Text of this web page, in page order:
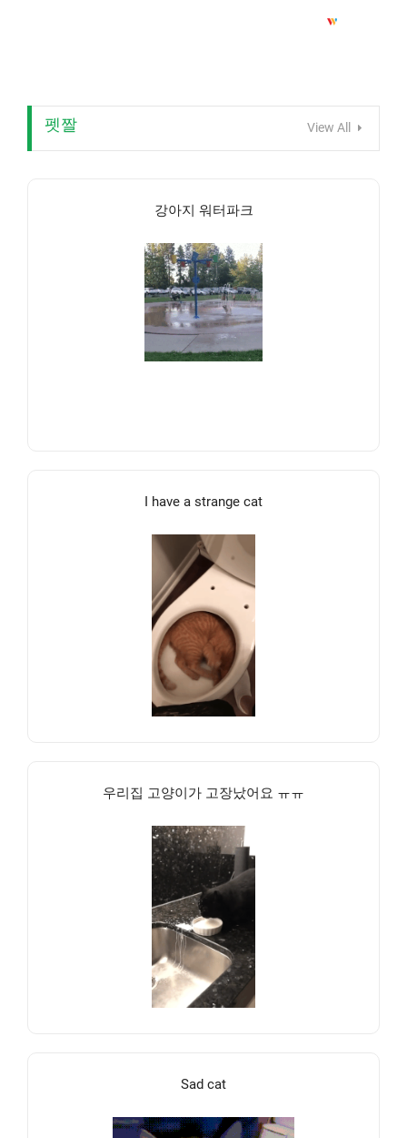
펫짤 View All
강아지 워터파크
I have a strange cat
우리집 고양이가 고장났어요 ㅠㅠ
Sad cat